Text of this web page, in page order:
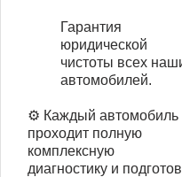
Гарантия
юридической
чистоты всех
автомобилей.
⚙️ Каждый автомобиль
проходит полную
комплексную
диагностику и